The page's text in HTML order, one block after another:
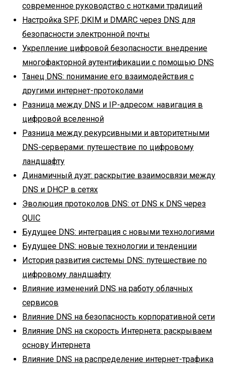
современное руководство с нотками традиций
Настройка SPF, DKIM и DMARC через DNS для
безопасности электронной почты
Укрепление цифровой безопасности: внедрение
многофакторной аутентификации с помощью DNS
Танец DNS: понимание его взаимодействия с
другими интернет-протоколами
Разница между DNS и IP-адресом: навигация в
цифровой вселенной
Разница между рекурсивными и авторитетными
DNS-серверами: путешествие по цифровому
ландшафту
Динамичный дуэт: раскрытие взаимосвязи между
DNS и DHCP в сетях
Эволюция протоколов DNS: от DNS к DNS через
QUIC
Будущее DNS: интеграция с новыми технологиями
Будущее DNS: новые технологии и тенденции
История развития системы DNS: путешествие по
цифровому ландшафту
Влияние изменений DNS на работу облачных
сервисов
Влияние DNS на безопасность корпоративной сети
Влияние DNS на скорость Интернета: раскрываем
основу Интернета
Влияние DNS на распределение интернет-трафика